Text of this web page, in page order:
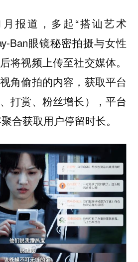
月报道，多起“搭讪艺术
Ban眼镜秘密拍摄与女性
将视频上传至社交媒体。
角偷拍的内容，获取平台
打赏、粉丝增长），平台
合获取用户停留时长。